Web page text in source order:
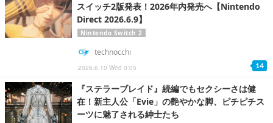
スイッチ2版発表！2026年内発売へ【Nintendo
Direct 2026.6.9】
Nintendo Switch 2
2026.6.10 Wed 0:05
technocchi
14
『ステラーブレイド』続編でもセクシーさは健
在！新主人公「Evie」の艶やかな脚、ピチピチス
ーツに魅了される紳士たち